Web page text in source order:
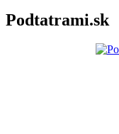
Podtatrami.sk